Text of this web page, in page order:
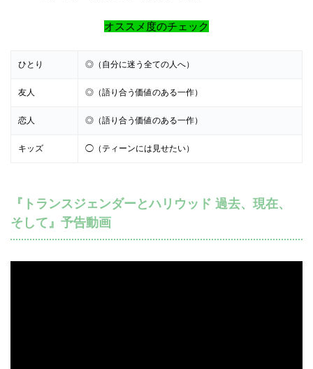
オススメ度のチェック
ひとり ◎（自分に迷う全ての人へ）
友人 ◎（語り合う価値のある一作）
恋人 ◎（語り合う価値のある一作）
キッズ ◯（ティーンには見せたい）
『トランスジェンダーとハリウッド 過去、現在、
そして』予告動画